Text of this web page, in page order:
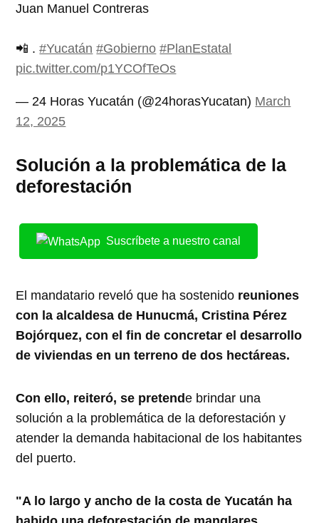
Juan Manuel Contreras
📲 .#Yucatán #Gobierno #PlanEstatal
pic.twitter.com/p1YCOfTeOs
— 24 Horas Yucatán (@24horasYucatan) March
12, 2025
Solución a la problemática de la
deforestación
Suscríbete a nuestro canal
El mandatario reveló que ha sostenido reuniones
con la alcaldesa de Hunucmá, Cristina Pérez
Bojórquez, con el fin de concretar el desarrollo
de viviendas en un terreno de dos hectáreas.
Con ello, reiteró, se pretende brindar una
solución a la problemática de la deforestación y
atender la demanda habitacional de los habitantes
del puerto.
"A lo largo y ancho de la costa de Yucatán ha